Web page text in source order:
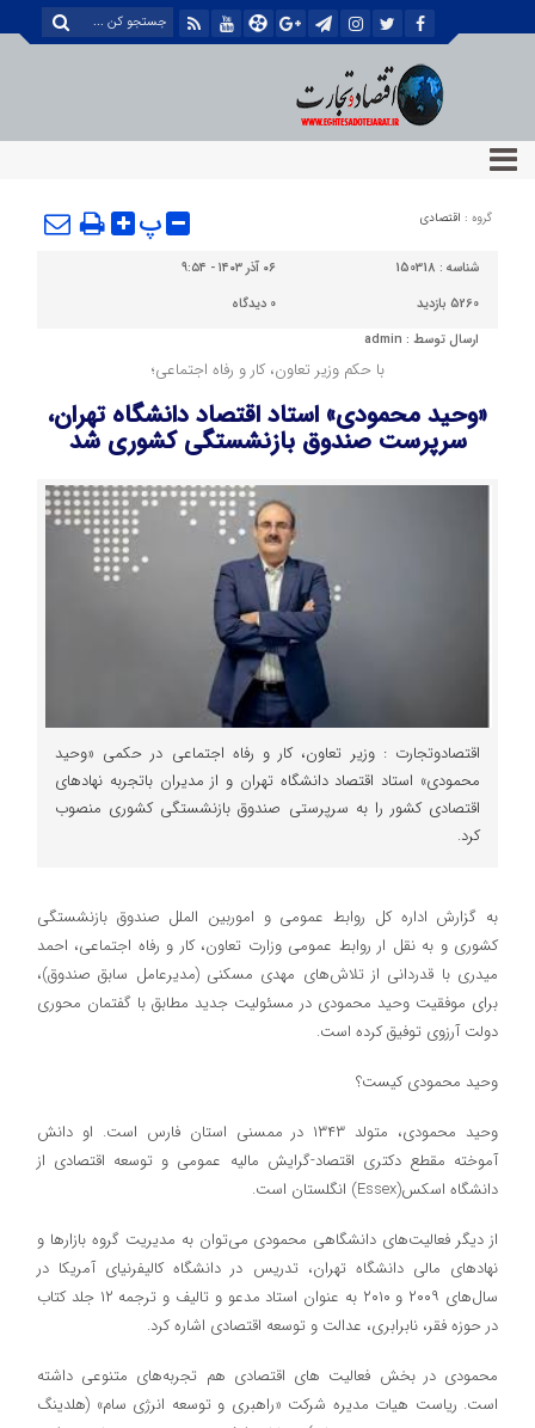
گروه : اقتصادی پ
شناسه : 150318
۰۶ آذر ۱۴۰۳ - ۹:۵۴
5260 بازدید
0 دیدگاه
ارسال توسط : admin
با حکم وزیر تعاون، کار و رفاه اجتماعی؛
«وحید محمودی» استاد اقتصاد دانشگاه تهران،
سرپرست صندوق بازنشستگی کشوری شد
اقتصادوتجارت : وزیر تعاون، کار و رفاه اجتماعی در حکمی «وحید
محمودی» استاد اقتصاد دانشگاه تهران و از مدیران باتجربه نهادهای
اقتصادی کشور را به سرپرستی صندوق بازنشستگی کشوری منصوب
کرد.
به گزارش اداره کل روابط عمومی و اموربین الملل صندوق بازنشستگی
کشوری و به نقل ار روابط عمومی وزارت تعاون، کار و رفاه اجتماعی، احمد
میدری با قدردانی از تلاش‌های مهدی مسکنی (مدیرعامل سابق صندوق)،
برای موفقیت وحید محمودی در مسئولیت جدید مطابق با گفتمان محوری
دولت آرزوی توفیق کرده است.
وحید محمودی کیست؟
وحید محمودی، متولد ۱۳۴۳ در ممسنی استان فارس است. او دانش
آموخته مقطع دکتری اقتصاد-گرایش مالیه عمومی و توسعه اقتصادی از
دانشگاه اسکس(Essex) انگلستان است.
از دیگر فعالیت‌های دانشگاهی محمودی می‌‌توان به مدیریت گروه بازارها و
نهادهای مالی دانشگاه تهران، تدریس در دانشگاه کالیفرنیای آمریکا در
سال‌های ۲۰۰۹ و ۲۰۱۰ به عنوان استاد مدعو و تالیف و ترجمه ۱۲ جلد کتاب
در حوزه فقر، نابرابری، عدالت و توسعه اقتصادی اشاره کرد.
محمودی در بخش فعالیت های اقتصادی هم تجربه‌های متنوعی داشته
است. ریاست هیات مدیره شرکت «راهبری و توسعه انرژی سام» (هلدینگ